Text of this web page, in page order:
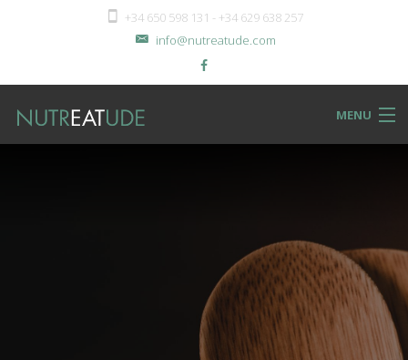
+34 650 598 131 - +34 629 638 257
info@nutreatude.com
MENU
Back